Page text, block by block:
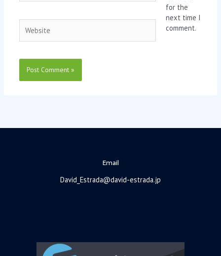
for the
next time I
comment.
Email
David_Estrada@david-estrada.jp